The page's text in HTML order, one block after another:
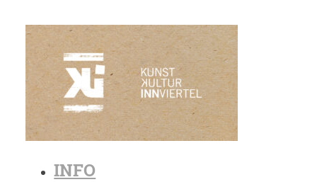
INFO